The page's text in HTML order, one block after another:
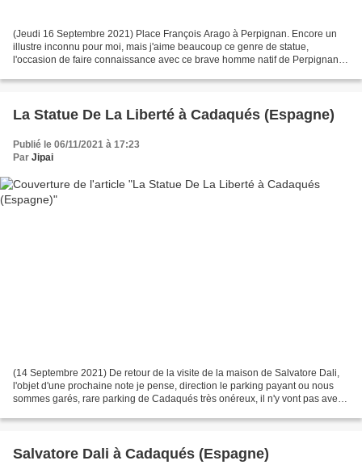
(Jeudi 16 Septembre 2021) Place François Arago à Perpignan. Encore un
illustre inconnu pour moi, mais j'aime beaucoup ce genre de statue,
l'occasion de faire connaissance avec ce brave homme natif de Perpignan,
La Statue De La Liberté à Cadaqués (Espagne)
Publié le 06/11/2021 à 17:23
Par Jipai
(14 Septembre 2021) De retour de la visite de la maison de Salvatore Dali,
l'objet d'une prochaine note je pense, direction le parking payant ou nous
sommes garés, rare parking de Cadaqués très onéreux, il n'y vont pas avec
Salvatore Dali à Cadaqués (Espagne)